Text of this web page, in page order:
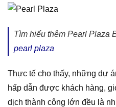
Tìm hiểu thêm Pearl Plaza
pearl plaza
Thực tế cho thấy, những dự
hấp dẫn được khách hàng,
dịch thành công lớn đều là